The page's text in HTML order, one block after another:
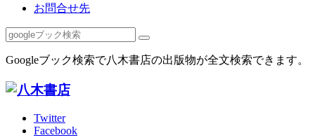
お問合せ先
Googleブック検索で八木書店の出版物が全文検索できます。
Twitter
Facebook